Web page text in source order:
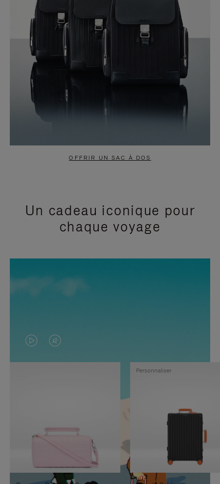
OFFRIR UN SAC À DOS
Un cadeau iconique pour
chaque voyage
LA
VIDÉO
PAUSE,
APPUYEZ
SUR
LE
SON
DÉSACTIVÉ.
VEUILLEZ
Personnaliser